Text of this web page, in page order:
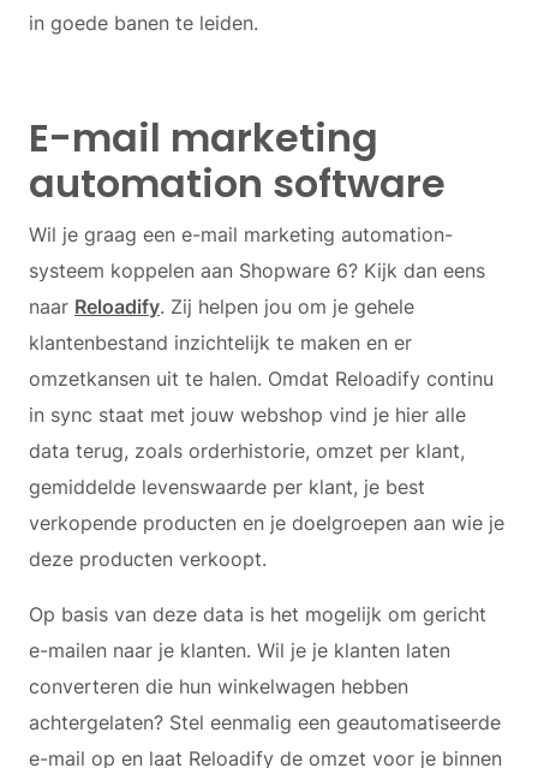
in goede banen te leiden.
E-mail marketing
automation software
Wil je graag een e-mail marketing automation-
systeem koppelen aan Shopware 6? Kijk dan eens
naar Reloadify. Zij helpen jou om je gehele
klantenbestand inzichtelijk te maken en er
omzetkansen uit te halen. Omdat Reloadify continu
in sync staat met jouw webshop vind je hier alle
data terug, zoals orderhistorie, omzet per klant,
gemiddelde levenswaarde per klant, je best
verkopende producten en je doelgroepen aan wie je
deze producten verkoopt.
Op basis van deze data is het mogelijk om gericht
e-mailen naar je klanten. Wil je je klanten laten
converteren die hun winkelwagen hebben
achtergelaten? Stel eenmalig een geautomatiseerde
e-mail op en laat Reloadify de omzet voor je binnen